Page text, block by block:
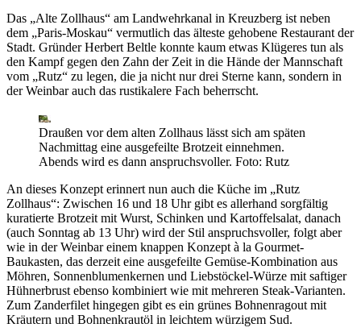
Das „Alte Zollhaus“ am Landwehrkanal in Kreuzberg ist neben
dem „Paris-Moskau“ vermutlich das älteste gehobene Restaurant der
Stadt. Gründer Herbert Beltle konnte kaum etwas Klügeres tun als
den Kampf gegen den Zahn der Zeit in die Hände der Mannschaft
vom „Rutz“ zu legen, die ja nicht nur drei Sterne kann, sondern in
der Weinbar auch das rustikalere Fach beherrscht.
Draußen vor dem alten Zollhaus lässt sich am späten
Nachmittag eine ausgefeilte Brotzeit einnehmen.
Abends wird es dann anspruchsvoller. Foto: Rutz
An dieses Konzept erinnert nun auch die Küche im „Rutz
Zollhaus“: Zwischen 16 und 18 Uhr gibt es allerhand sorgfältig
kuratierte Brotzeit mit Wurst, Schinken und Kartoffelsalat, danach
(auch Sonntag ab 13 Uhr) wird der Stil anspruchsvoller, folgt aber
wie in der Weinbar einem knappen Konzept à la Gourmet-
Baukasten, das derzeit eine ausgefeilte Gemüse-Kombination aus
Möhren, Sonnenblumenkernen und Liebstöckel-Würze mit saftiger
Hühnerbrust ebenso kombiniert wie mit mehreren Steak-Varianten.
Zum Zanderfilet hingegen gibt es ein grünes Bohnenragout mit
Kräutern und Bohnenkrautöl in leichtem würzigem Sud.